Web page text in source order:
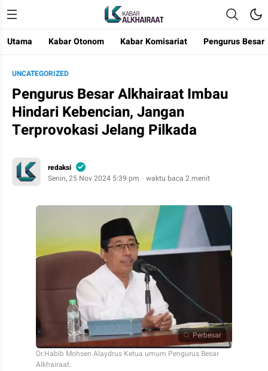
Kabar Alkhairaat
Mengabarkan Kebaikan
Utama Kabar Otonom Kabar Komisariat Pengurus Besar
UNCATEGORIZED
Pengurus Besar Alkhairaat Imbau
Hindari Kebencian, Jangan
Terprovokasi Jelang Pilkada
redaksi
Senin, 25 Nov 2024 5:39 pm
waktu baca 2 menit
Perbesar
Dr.Habib Mohsen Alaydrus Ketua umum Pengurus Besar
Alkhairaat.